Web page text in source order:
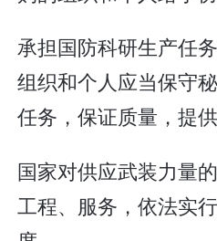
承担国防科研生产任
组织和个人应当保守
任务，保证质量，提
国家对供应武装力量
工程、服务，依法实